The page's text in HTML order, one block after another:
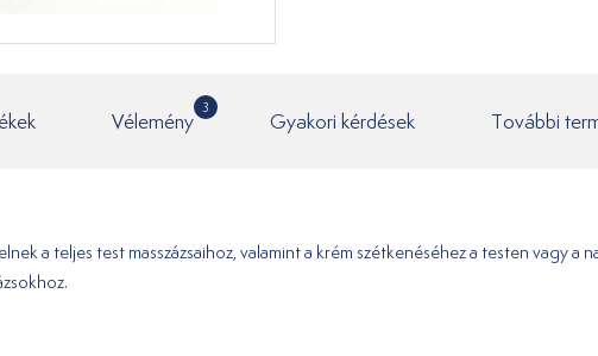
Vélemény
3
Gyakori kérdések További
a teljes test masszázsaihoz, valamint a krém szétkenéséhez a testen vagy a